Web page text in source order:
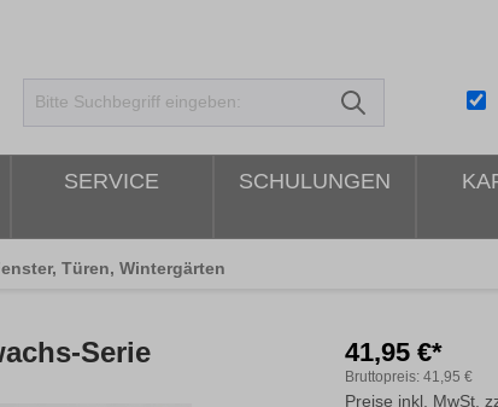
SERVICE SCHULUNGEN
Türen, Wintergärten
Serie 41,95 €*
Bruttopreis: 41,95 €
Preise inkl. MwSt.